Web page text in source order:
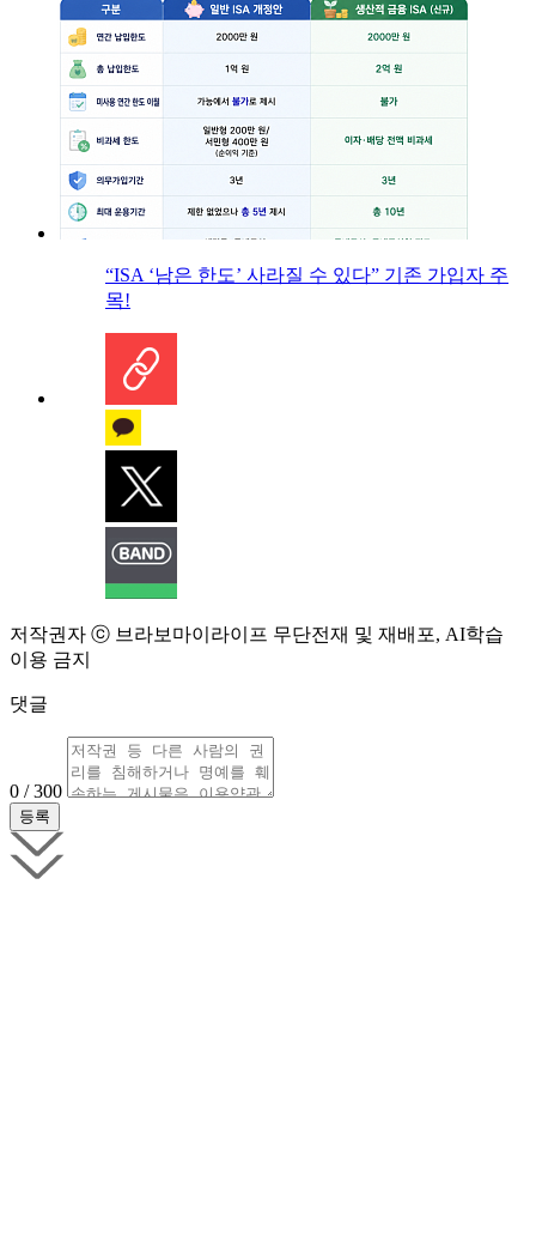
“ISA ‘남은 한도’ 사라질 수 있다” 기존 가입자 주
목!
저작권자 ⓒ 브라보마이라이프 무단전재 및 재배포, AI학습
이용 금지
댓글
0 / 300